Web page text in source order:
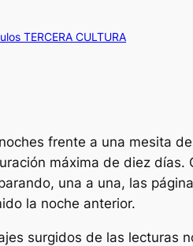
TERCERA CULTURA
frente a una mesita
máxima de diez
una a una, las
la noche anterior.
surgidos de las lecturas